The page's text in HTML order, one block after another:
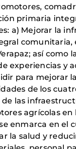
primaria
a) Mejorar la
así como
experiencias y
para mejorar
de los
las
agrícolas en
enmarca en el
salud y